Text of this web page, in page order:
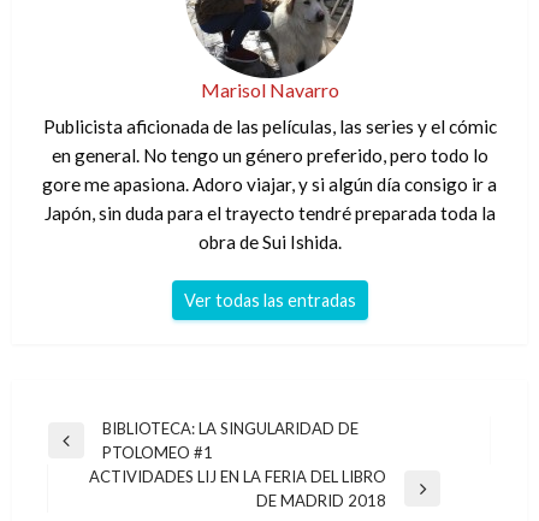
Marisol Navarro
Publicista aficionada de las películas, las series y el cómic
en general. No tengo un género preferido, pero todo lo
gore me apasiona. Adoro viajar, y si algún día consigo ir a
Japón, sin duda para el trayecto tendré preparada toda la
obra de Sui Ishida.
Ver todas las entradas
Navegación
Entrada
anterior
BIBLIOTECA: LA SINGULARIDAD DE
PTOLOMEO #1
ACTIVIDADES LIJ EN LA FERIA DEL LIBRO
DE MADRID 2018